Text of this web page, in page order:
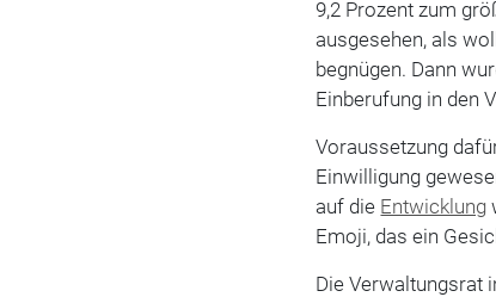
9,2 Prozent zum
ausgesehen, als
begnügen. Dann
Einberufung in den
Voraussetzung
Einwilligung
auf die Entwicklung
Emoji, das ein
Die Verwaltungsrat